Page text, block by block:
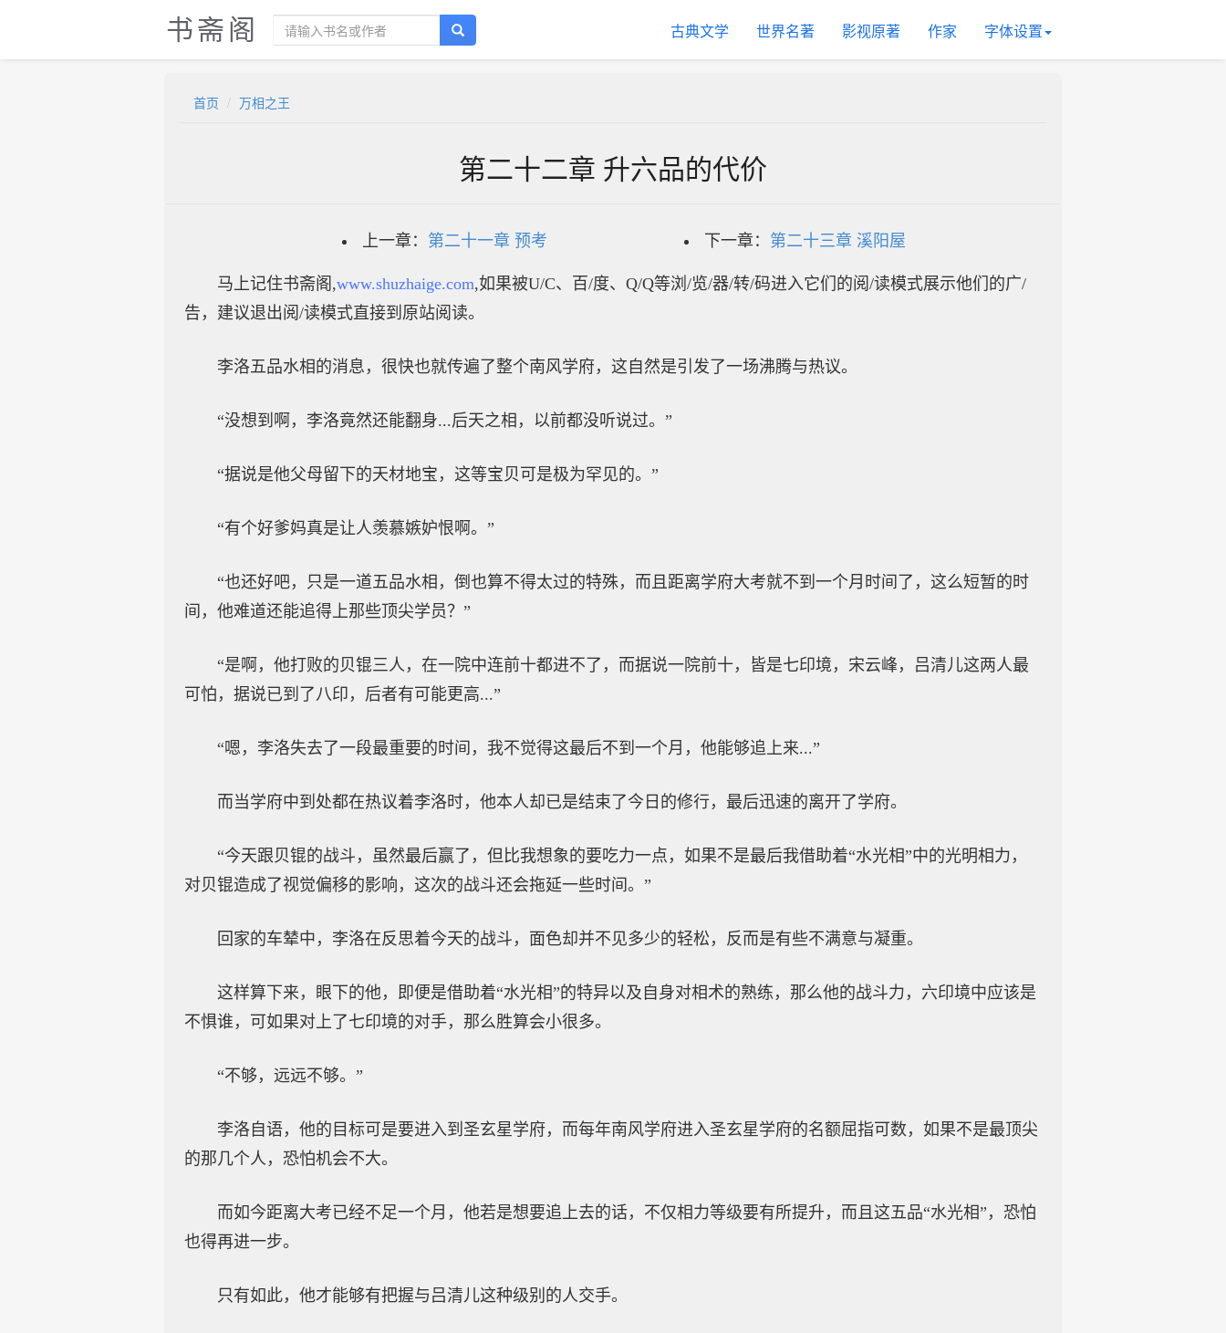
书斋阁 古典文学 世界名著 影视原著 作家 字体设置
首页 万相之王
第二十二章 升六品的代价
上一章： 第二十一章 预考 下一章： 第二十三章 溪阳屋
马上记住书斋阁,www.shuzhaige.com,如果被U/C、百/度、Q/Q等浏/览/器/转/码进入它们的阅/读模式展示他们的广/
告，建议退出阅/读模式直接到原站阅读。
李洛五品水相的消息，很快也就传遍了整个南风学府，这自然是引发了一场沸腾与热议。
“没想到啊，李洛竟然还能翻身...后天之相，以前都没听说过。”
“据说是他父母留下的天材地宝，这等宝贝可是极为罕见的。”
“有个好爹妈真是让人羡慕嫉妒恨啊。”
“也还好吧，只是一道五品水相，倒也算不得太过的特殊，而且距离学府大考就不到一个月时间了，这么短暂的时
间，他难道还能追得上那些顶尖学员？”
“是啊，他打败的贝锟三人，在一院中连前十都进不了，而据说一院前十，皆是七印境，宋云峰，吕清儿这两人最
可怕，据说已到了八印，后者有可能更高...”
“嗯，李洛失去了一段最重要的时间，我不觉得这最后不到一个月，他能够追上来...”
而当学府中到处都在热议着李洛时，他本人却已是结束了今日的修行，最后迅速的离开了学府。
“今天跟贝锟的战斗，虽然最后赢了，但比我想象的要吃力一点，如果不是最后我借助着“水光相”中的光明相力，
对贝锟造成了视觉偏移的影响，这次的战斗还会拖延一些时间。”
回家的车辇中，李洛在反思着今天的战斗，面色却并不见多少的轻松，反而是有些不满意与凝重。
这样算下来，眼下的他，即便是借助着“水光相”的特异以及自身对相术的熟练，那么他的战斗力，六印境中应该是
不惧谁，可如果对上了七印境的对手，那么胜算会小很多。
“不够，远远不够。”
李洛自语，他的目标可是要进入到圣玄星学府，而每年南风学府进入圣玄星学府的名额屈指可数，如果不是最顶尖
的那几个人，恐怕机会不大。
而如今距离大考已经不足一个月，他若是想要追上去的话，不仅相力等级要有所提升，而且这五品“水光相”，恐怕
也得再进一步。
只有如此，他才能够有把握与吕清儿这种级别的人交手。